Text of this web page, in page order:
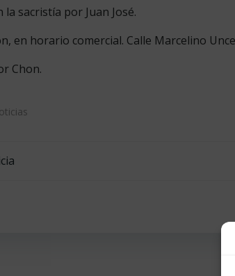
sacristía por Juan José.
en horario comercial. Calle Marcelino
Chon.